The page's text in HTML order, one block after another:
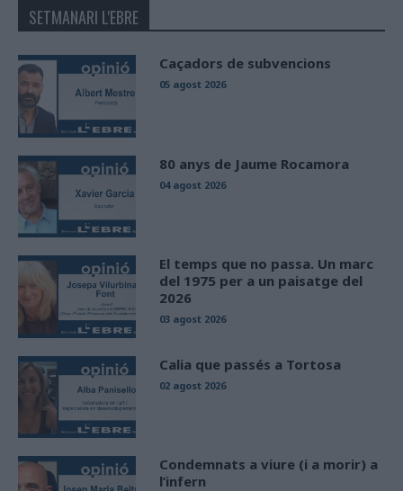
SETMANARI L'EBRE
Caçadors de subvencions
05 agost 2026
80 anys de Jaume Rocamora
04 agost 2026
El temps que no passa. Un marc
del 1975 per a un paisatge del
2026
03 agost 2026
Calia que passés a Tortosa
02 agost 2026
Condemnats a viure (i a morir) a
l’infern